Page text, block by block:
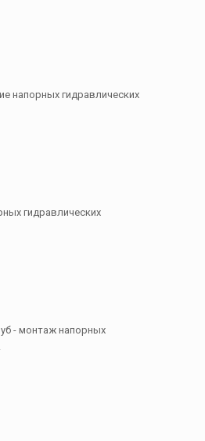
напорных гидравлических
гидравлических
- монтаж напорных